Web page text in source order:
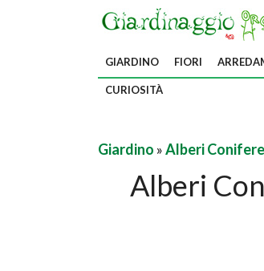
GIARDINO FIORI
CURIOSITÀ
Giardino »Alberi Conifere
Alberi